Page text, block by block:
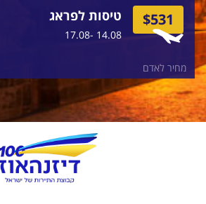
$531
מחיר לאדם
טיסות לפראג
14.08 -17.08